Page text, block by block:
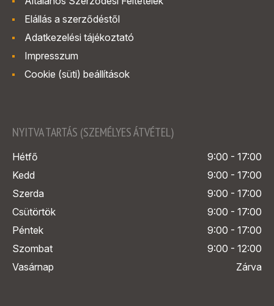
Elállás a szerződéstől
Adatkezelési tájékoztató
Impresszum
Cookie (süti) beállítások
NYITVA TARTÁS (SZEMÉLYES ÁTVÉTEL)
Hétfő
9:00 - 17:00
Kedd
9:00 - 17:00
Szerda
9:00 - 17:00
Csütörtök
9:00 - 17:00
Péntek
9:00 - 17:00
Szombat
9:00 - 12:00
Vasárnap
Zárva